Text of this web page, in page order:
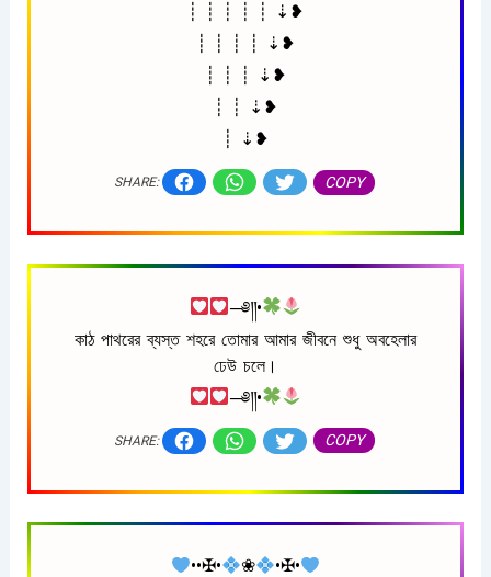
┊ ┊ ┊ ┊ ┊ ⇣❥
┊ ┊ ┊ ┊ ⇣❥
┊ ┊ ┊ ⇣❥
┊ ┊ ⇣❥
┊ ⇣❥
SHARE: COPY
─༅༎•
কাঠ পাথরের ব্যস্ত শহরে তোমার আমার জীবনে শুধু অবহেলার
ঢেউ চলে।
─༅༎•
SHARE: COPY
••✠• ❀ •✠•